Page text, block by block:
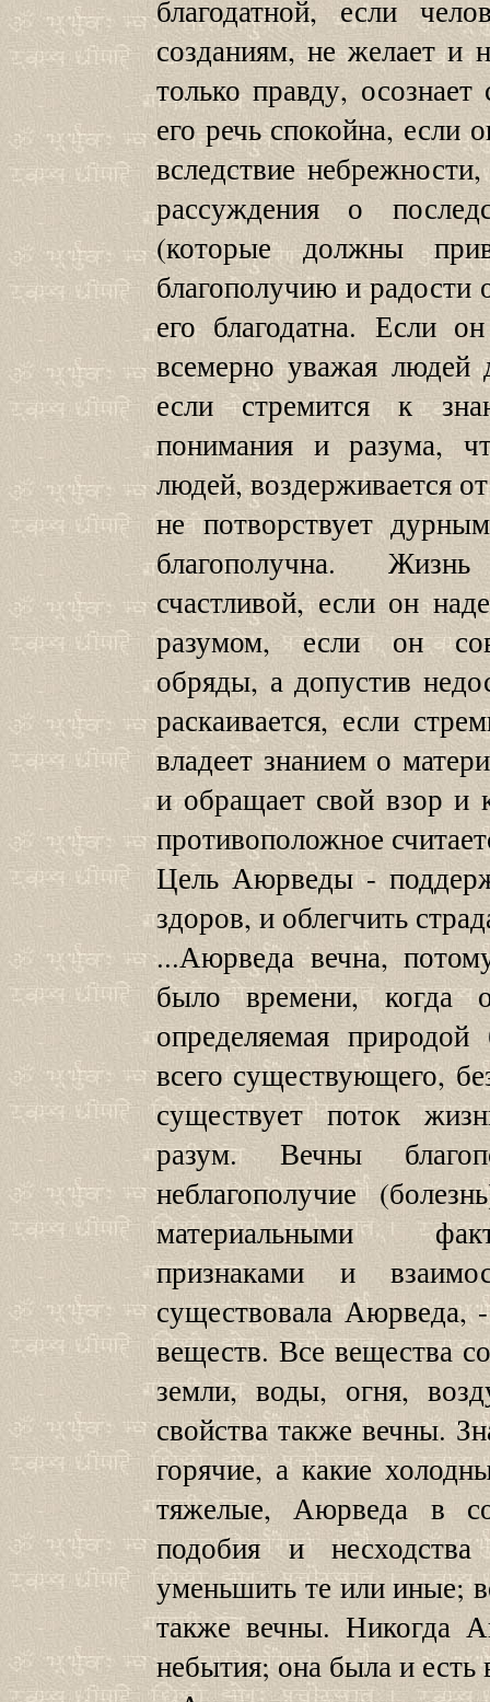
благодатной, если
созданиям, не желает и
только правду,
его речь спокойна, если
вследствие
рассуждения о
(которые должны
благополучию и радости
его благодатна. Если
всемерно уважая людей
если стремится к
понимания и разума,
людей, воздерживается
не потворствует
благополучна.
счастливой, если он
разумом, если он
обряды, а допустив
раскаивается, если
владеет знанием о
и обращает свой взор и
противоположное
Цель Аюрведы -
здоров, и облегчить
...Аюрведа вечна,
было времени, когда
определяемая
всего существующего,
существует поток
разум. Вечны
неблагополучие
материальными
признаками и
существовала Аюрведа,
веществ. Все вещества
земли, воды, огня,
свойства также вечны.
горячие, а какие
тяжелые, Аюрведа в
подобия и
уменьшить те или иные;
также вечны. Никогда
небытия; она была и есть